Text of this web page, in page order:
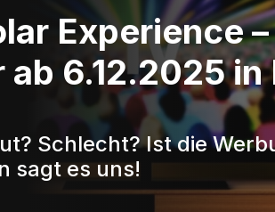
Experience
6.12.2025
Schlecht? Ist die
sagt es uns!